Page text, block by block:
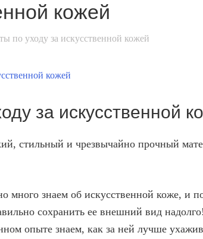
кожей
по уходу за искусственной кожей
за искусственной
стильный и чрезвычайно прочный
много знаем об искусственной коже, и
сохранить ее внешний вид
опыте знаем, как за ней лучше